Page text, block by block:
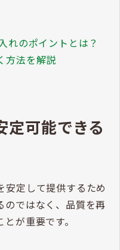
れのポイントとは？
方法を解説
定可能できる
定して提供するため
のではなく、品質を再
が重要です。